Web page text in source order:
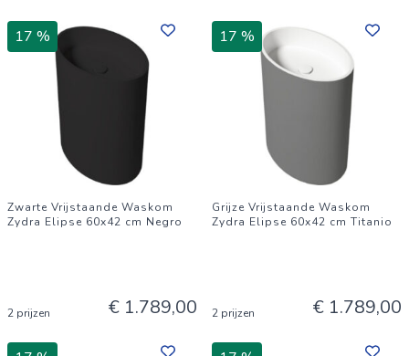
17 %
Zwarte Vrijstaande Waskom
Zydra Elipse 60x42 cm Negro
2 prijzen € 1.789,00
17 %
Grijze Vrijstaande Waskom
Zydra Elipse 60x42 cm Titanio
2 prijzen € 1.789,00